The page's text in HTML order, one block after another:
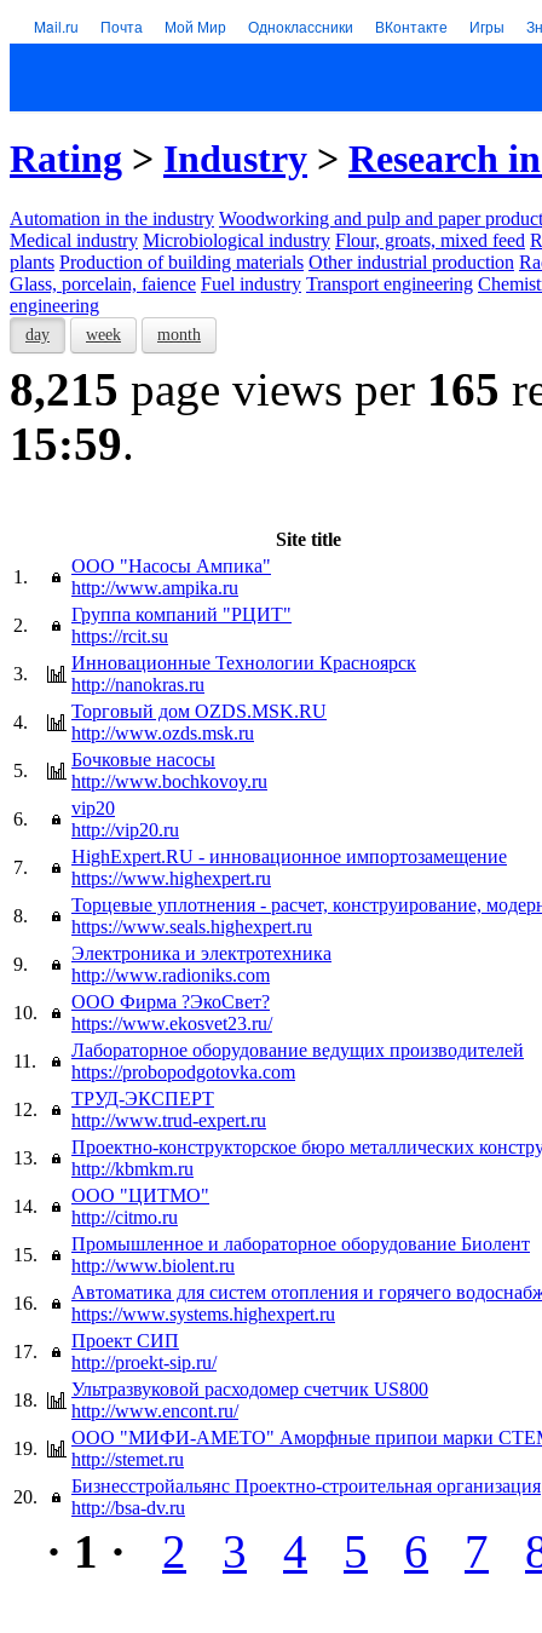
Mail.ru Почта Мой Мир Одноклассники ВКонтакте Игры
Rating > Industry > Research
Automation in the industry Woodworking and pulp and paper
Medical industry Microbiological industry Flour, groats, mixed feed
plants Production of building materials Other industrial production
Glass, porcelain, faience Fuel industry Transport engineering
engineering
day week month
8,215 page views per 165
15:59.
Site title
1.
ООО "Насосы Ампика"
http://www.ampika.ru
2.
Группа компаний "РЦИТ"
https://rcit.su
3.
Инновационные Технологии Красноярск
http://nanokras.ru
4.
Торговый дом OZDS.MSK.RU
http://www.ozds.msk.ru
5.
Бочковые насосы
http://www.bochkovoy.ru
6.
vip20
http://vip20.ru
7.
HighExpert.RU - инновационное импортозамещение
https://www.highexpert.ru
8.
Торцевые уплотнения - расчет, конструирование,
https://www.seals.highexpert.ru
9.
Электроника и электротехника
http://www.radioniks.сom
10.
ООО Фирма ?ЭкоСвет?
https://www.ekosvet23.ru/
11.
Лабораторное оборудование ведущих производителей
https://probopodgotovka.com
12.
ТРУД-ЭКСПЕРТ
http://www.trud-expert.ru
13.
Проектно-конструкторское бюро металлических
http://kbmkm.ru
14.
ООО "ЦИТМО"
http://citmo.ru
15.
Промышленное и лабораторное оборудование Биолент
http://www.biolent.ru
16.
Автоматика для систем отопления и горячего
https://www.systems.highexpert.ru
17.
Проект СИП
http://proekt-sip.ru/
18.
Ультразвуковой расходомер счетчик US800
http://www.encont.ru/
19.
ООО "МИФИ-АМЕТО" Аморфные припои марки
http://stemet.ru
20.
Бизнесстройальянс Проектно-строительная организация
http://bsa-dv.ru
· 1 · 2 3 4 5 6 7